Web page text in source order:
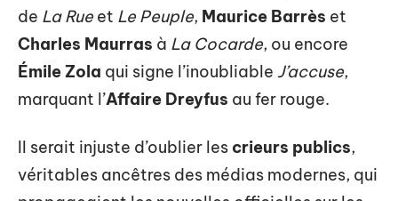
de La Rueet Le Peuple, Maurice Barrès et
Charles Maurras à La Cocarde, ou encore
Émile Zola qui signe l’inoubliable J’accuse,
marquant l’Affaire Dreyfus au fer rouge.
Il serait injuste d’oublier les crieurs publics,
véritables ancêtres des médias modernes, qui